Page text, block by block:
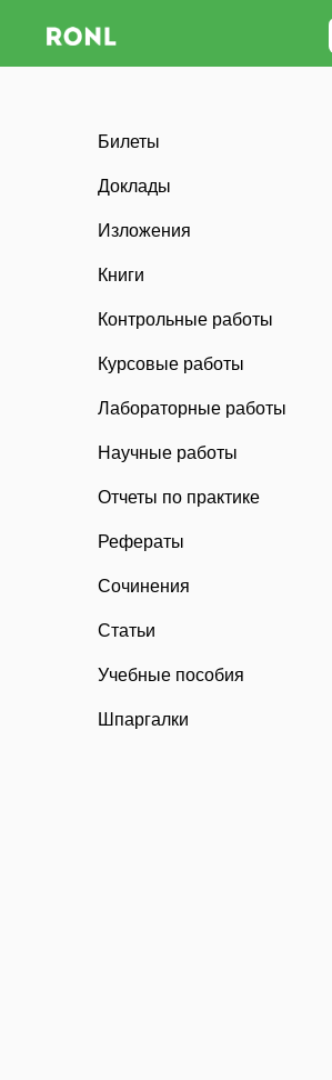
Билеты
Доклады
Изложения
Книги
Контрольные работы
Курсовые работы
Лабораторные работы
Научные работы
Отчеты по практике
Рефераты
Сочинения
Статьи
Учебные пособия
Шпаргалки